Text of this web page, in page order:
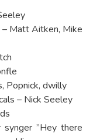
– Matt Aitken, Mike
Popnick, dwilly
– Nick Seeley
”Hey there